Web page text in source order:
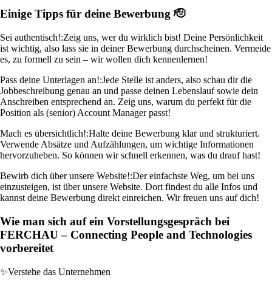
Einige Tipps für deine Bewerbung 🫡
Sei authentisch!:Zeig uns, wer du wirklich bist! Deine Persönlichkeit
ist wichtig, also lass sie in deiner Bewerbung durchscheinen. Vermeide
es, zu formell zu sein – wir wollen dich kennenlernen!
Pass deine Unterlagen an!:Jede Stelle ist anders, also schau dir die
Jobbeschreibung genau an und passe deinen Lebenslauf sowie dein
Anschreiben entsprechend an. Zeig uns, warum du perfekt für die
Position als (senior) Account Manager passt!
Mach es übersichtlich!:Halte deine Bewerbung klar und strukturiert.
Verwende Absätze und Aufzählungen, um wichtige Informationen
hervorzuheben. So können wir schnell erkennen, was du drauf hast!
Bewirb dich über unsere Website!:Der einfachste Weg, um bei uns
einzusteigen, ist über unsere Website. Dort findest du alle Infos und
kannst deine Bewerbung direkt einreichen. Wir freuen uns auf dich!
Wie man sich auf ein Vorstellungsgespräch bei
FERCHAU – Connecting People and Technologies
vorbereitet
✨Verstehe das Unternehmen